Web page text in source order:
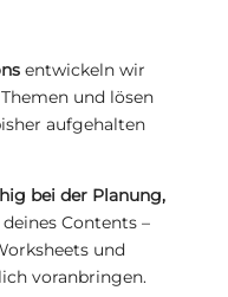
entwickeln wir
und lösen
aufgehalten
bei der Planung,
deines Contents –
und
voranbringen.